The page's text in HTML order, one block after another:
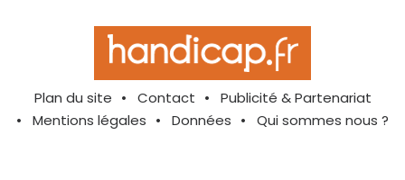
Plan du site Contact
Publicité & Partenariat
Mentions légales
Données Qui sommes nous ?